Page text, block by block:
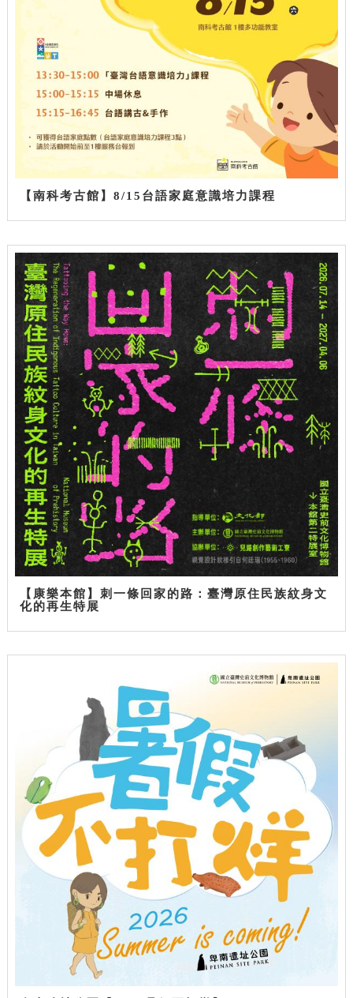
【南科考古館】8/15台語家庭意識培力課程
【康樂本館】刺一條回家的路：臺灣原住民族紋身文
化的再生特展